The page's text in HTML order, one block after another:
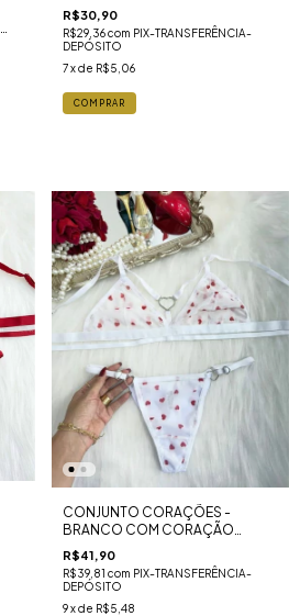
R$30,90
R$29,36com PIX-TRANSFERÊNCIA-
DEPÓSITO
7 x de R$5,06
COMPRAR
CONJUNTO CORAÇÕES -
BRANCO COM CORAÇÃO
VERMELHO
R$41,90
R$39,81 com PIX-TRANSFERÊNCIA-
DEPÓSITO
9 x de R$5,48